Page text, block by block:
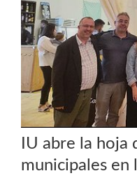
IU abre la hoja
municipales en